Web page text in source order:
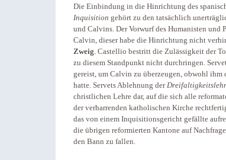
Die Einbindung in die Hinrichtung des
Inquisition gehört zu den tatsächlich
und Calvins. Der Vorwurf des Humanisten und
Calvin, dieser habe die Hinrichtung nicht
Zweig. Castellio bestritt die Zulässigkeit der
zu diesem Standpunkt nicht durchringen.
gereist, um Calvin zu überzeugen, obwohl
hatte. Servets Ablehnung der
christlichen Lehre dar, auf die sich alle
der verharrenden katholischen Kirche
das von einem Inquisitionsgericht gefällte
die übrigen reformierten Kantone auf
den Bann zu fallen.